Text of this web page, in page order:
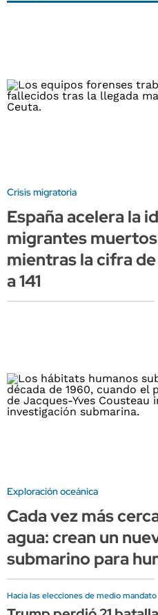
Crisis migratoria
España acelera la
migrantes
mientras la cifra
a 141
Exploración oceánica
Cada vez más
agua: crean un
submarino para
Hacia las elecciones de medio mandato